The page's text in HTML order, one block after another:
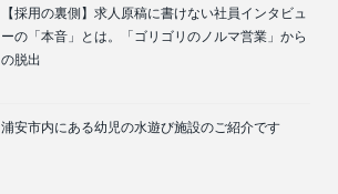
【採用の裏側】求人原稿に書けない社員インタビュ
ーの「本音」とは。「ゴリゴリのノルマ営業」から
の脱出
浦安市内にある幼児の水遊び施設のご紹介です